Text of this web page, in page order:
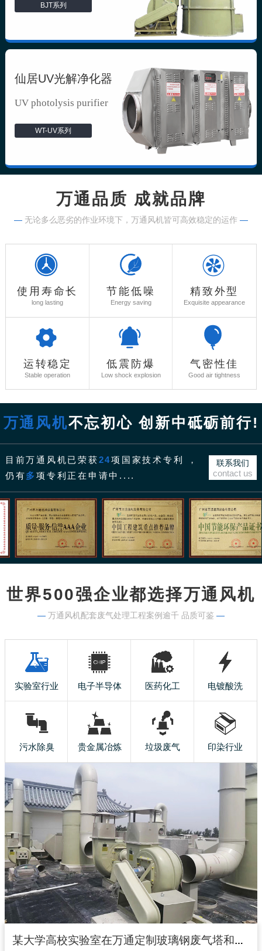
BJT系列
仙居UV光解净化器
UV photolysis purifier
WT-UV系列
万通品质 成就品牌
— 无论多么恶劣的作业环境下，万通风机皆可高效稳定的运作 —
使用寿命长
long lasting
节能低噪
Energy saving
精致外型
Exquisite appearance
运转稳定
Stable operation
低震防爆
Low shock explosion
气密性佳
Good air tightness
万通风机不忘初心 创新中砥砺前行!
目前万通风机已荣获24项国家技术专利 ，
仍有多项专利正在申请中....
联系我们
contact us
世界500强企业都选择万通风机
— 万通风机配套废气处理工程案例逾千 品质可鉴 —
实验室行业 电子半导体 医药化工 电镀酸洗
污水除臭 贵金属冶炼 垃圾废气 印染行业
某大学高校实验室在万通定制玻璃钢废气塔和玻璃钢风机